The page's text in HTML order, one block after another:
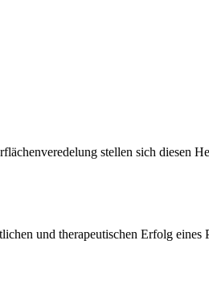
stellen sich diesen
und therapeutischen Erfolg eines